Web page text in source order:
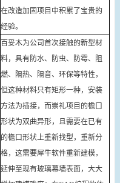
在改造加固项目中积累了宝贵的
经验。
百妥木为公司首次接触的新型材
料，具有防水、防虫、防霉、阻
燃、隔热、隔音、环保等特性，
但这种材料只有矩形一种，安装
方法为插接，而崇礼项目的檐口
形状为双曲异形，且需要在已有
的檐口形状上重新找型，重新分
格，这需要犀牛软件重新建模，
延伸至现有玻璃幕墙表面，大大